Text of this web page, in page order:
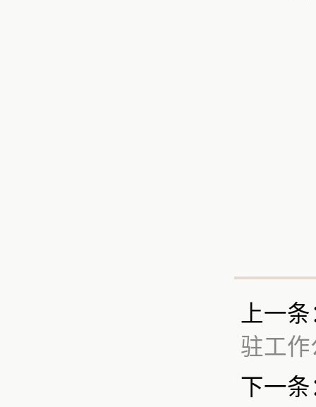
上一
驻工
下一条